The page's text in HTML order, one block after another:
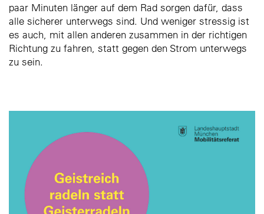
paar Minuten länger auf dem Rad sorgen dafür, dass
alle sicherer unterwegs sind. Und weniger stressig ist
es auch, mit allen anderen zusammen in der richtigen
Richtung zu fahren, statt gegen den Strom unterwegs
zu sein.